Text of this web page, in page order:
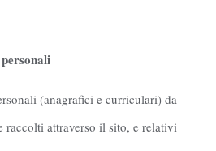
(anagrafici e curriculari) da
raccolti attraverso il sito, e relativi